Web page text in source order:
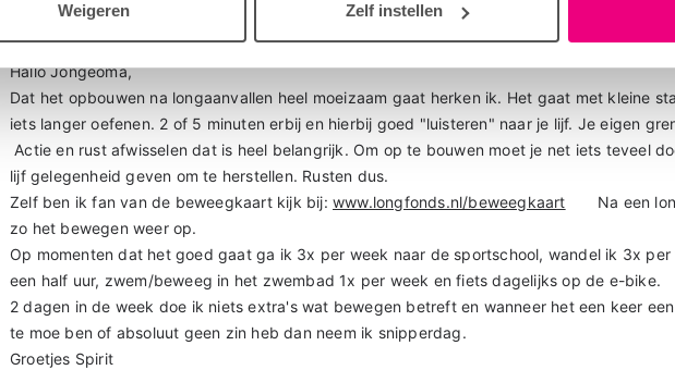
Weigeren Zelf instellen
17-
Hallo Jongeoma,
Dat het opbouwen na longaanvallen heel moeizaam gaat herken ik. Het gaat met kleine
iets langer oefenen. 2 of 5 minuten erbij en hierbij goed "luisteren" naar je lijf. Je eigen
Actie en rust afwisselen dat is heel belangrijk. Om op te bouwen moet je net iets teveel
lijf gelegenheid geven om te herstellen. Rusten dus.
Zelf ben ik fan van de beweegkaart kijk bij:www.longfonds.nl/beweegkaart Na een
zo het bewegen weer op.
Op momenten dat het goed gaat ga ik 3x per week naar de sportschool, wandel ik 3x
een half uur, zwem/beweeg in het zwembad 1x per week en fiets dagelijks op de e-bike.
2 dagen in de week doe ik niets extra's wat bewegen betreft en wanneer het een keer
te moe ben of absoluut geen zin heb dan neem ik snipperdag.
Groetjes Spirit